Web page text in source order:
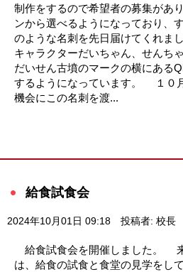
制作をするので希望者の募集があ
ンから選べるようになっており、
のような名刺を先日届けてくれ
キャラクターだいちゃん、せんち
だいせん古墳のマークの横にある
するようになっています。 １０
機会にこの名刺を渡...
給食試食会
2024年10月01日 09:18 投稿者: 校長
給食試食会を開催しました。
は、給食の試食と食堂の見学を